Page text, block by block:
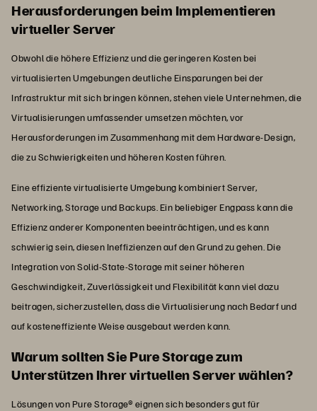
Herausforderungen beim Implementieren
virtueller Server
Obwohl die höhere Effizienz und die geringeren Kosten bei
virtualisierten Umgebungen deutliche Einsparungen bei der
Infrastruktur mit sich bringen können, stehen viele Unternehmen, die
Virtualisierungen umfassender umsetzen möchten, vor
Herausforderungen im Zusammenhang mit dem Hardware-Design,
die zu Schwierigkeiten und höheren Kosten führen.
Eine effiziente virtualisierte Umgebung kombiniert Server,
Networking, Storage und Backups. Ein beliebiger Engpass kann die
Effizienz anderer Komponenten beeinträchtigen, und es kann
schwierig sein, diesen Ineffizienzen auf den Grund zu gehen. Die
Integration von Solid-State-Storage mit seiner höheren
Geschwindigkeit, Zuverlässigkeit und Flexibilität kann viel dazu
beitragen, sicherzustellen, dass die Virtualisierung nach Bedarf und
auf kosteneffiziente Weise ausgebaut werden kann.
Warum sollten Sie Pure Storage zum
Unterstützen Ihrer virtuellen Server wählen?
Lösungen von Pure Storage® eignen sich besonders gut für